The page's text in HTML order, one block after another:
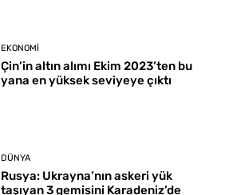
EKONOMI
Çin’in altın alımı Ekim 2023’ten bu
yana en yüksek seviyeye çıktı
DÜNYA
Rusya: Ukrayna’nın askeri yük
taşıyan 3 gemisini Karadeniz’de